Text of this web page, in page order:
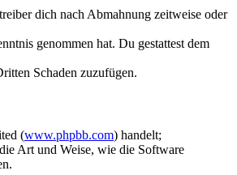
dich nach Abmahnung zeitweise oder
genommen hat. Du gestattest dem
Schaden zuzufügen.
(www.phpbb.com) handelt;
Art und Weise, wie die Software